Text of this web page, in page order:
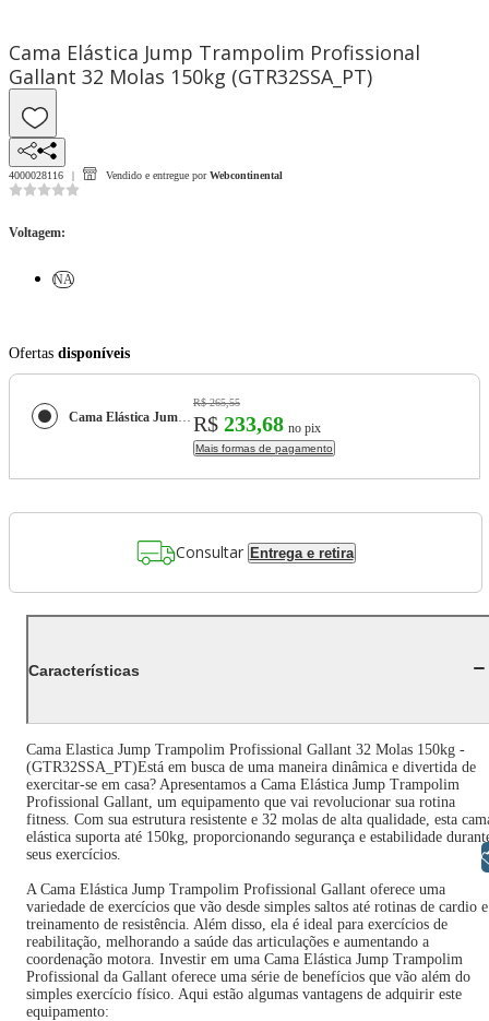
Cama Elástica Jump Trampolim Profissional
Gallant 32 Molas 150kg (GTR32SSA_PT)
4000028116 Vendido e entregue por Webcontinental
Voltagem:
NA
Ofertas disponíveis
Cama Elástica Jump Trampolim Profissional Gallant 32 Molas 150kg (GTR32SSA_PT)
R$ 265,55
R$ 233,68 no pix
Mais formas de pagamento
Consultar Entrega e retira
Características
Cama Elastica Jump Trampolim Profissional Gallant 32 Molas 150kg -
(GTR32SSA_PT)Está em busca de uma maneira dinâmica e divertida de
exercitar-se em casa? Apresentamos a Cama Elástica Jump Trampolim
Profissional Gallant, um equipamento que vai revolucionar sua rotina
fitness. Com sua estrutura resistente e 32 molas de alta qualidade, esta
elástica suporta até 150kg, proporcionando segurança e estabilidade
seus exercícios.
A Cama Elástica Jump Trampolim Profissional Gallant oferece uma
variedade de exercícios que vão desde simples saltos até rotinas de cardio e
treinamento de resistência. Além disso, ela é ideal para exercícios de
reabilitação, melhorando a saúde das articulações e aumentando a
coordenação motora. Investir em uma Cama Elástica Jump Trampolim
Profissional da Gallant oferece uma série de benefícios que vão além do
simples exercício físico. Aqui estão algumas vantagens de adquirir este
equipamento: